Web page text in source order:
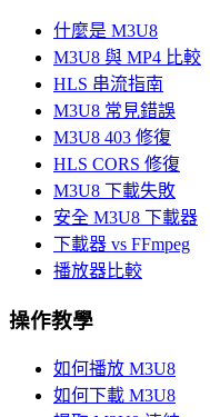
什麼是 M3U8
M3U8 與 MP4 比較
HLS 串流指南
M3U8 常見錯誤
M3U8 403 修復
HLS CORS 修復
M3U8 下載失敗
安全 M3U8 下載器
下載器 vs FFmpeg
播放器比較
操作教學
如何播放 M3U8
如何下載 M3U8